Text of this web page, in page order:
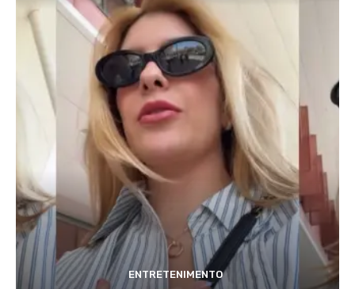
ENTRETENIMENTO